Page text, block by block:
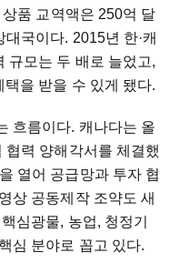
품 교역액은 250억 달
국이다. 2015년 한·캐
규모는 두 배로 늘었고,
을 받을 수 있게 됐다.
흐름이다. 캐나다는 올
력 양해각서를 체결했
열어 공급망과 투자 협
상 공동제작 조약도 새
심광물, 농업, 청정기
심 분야로 꼽고 있다.